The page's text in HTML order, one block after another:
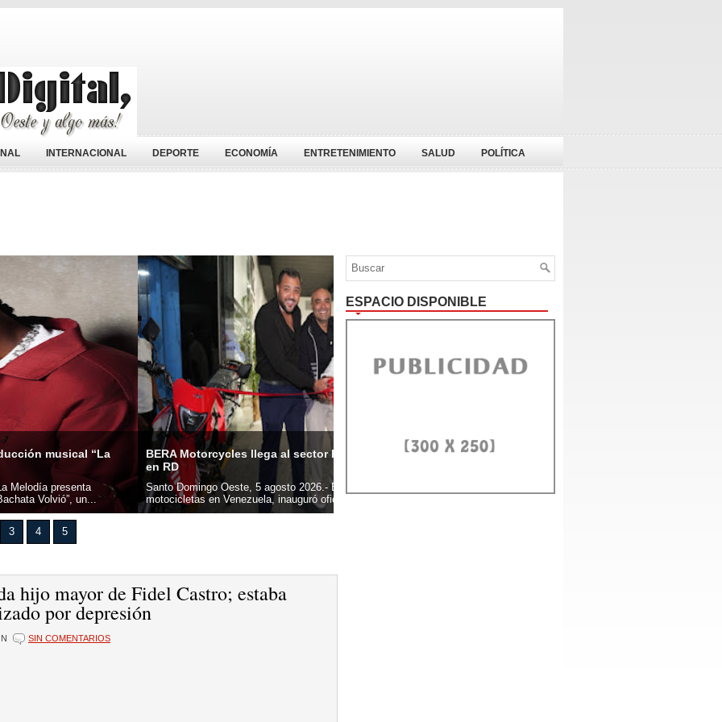
INTERNACIONAL DEPORTE ECONOMÍA ENTRETENIMIENTO SALUD POLÍTICA
llega al sector Herrera e inaugura su primera sede
Oeste, 5 agosto 2026.- BERA Motorcycles, marca líder en
en Venezuela, inauguró oficialmente su primera sede en...
3 4 5
hijo mayor de Fidel Castro; estaba
por depresión
SIN COMENTARIOS
ESPACIO DISPONIBLE